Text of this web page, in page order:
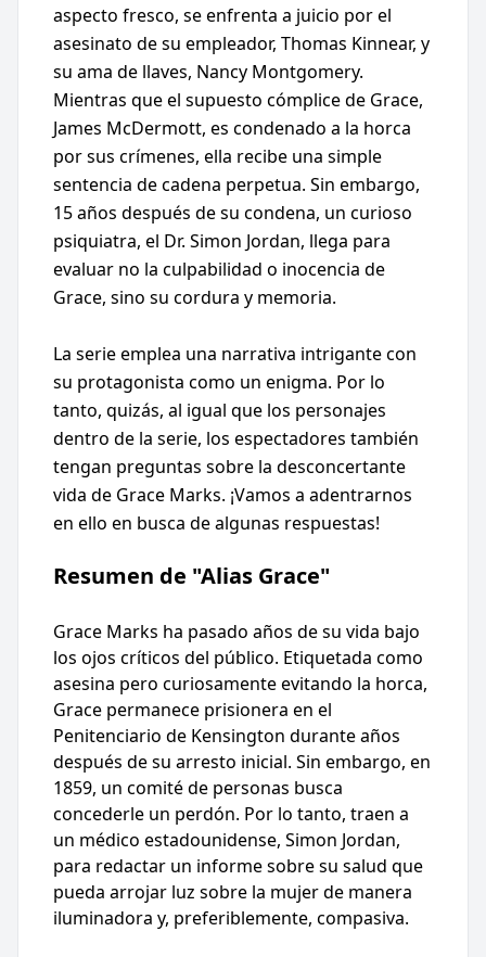
aspecto fresco, se enfrenta a juicio por el
asesinato de su empleador, Thomas Kinnear, y
su ama de llaves, Nancy Montgomery.
Mientras que el supuesto cómplice de Grace,
James McDermott, es condenado a la horca
por sus crímenes, ella recibe una simple
sentencia de cadena perpetua. Sin embargo,
15 años después de su condena, un curioso
psiquiatra, el Dr. Simon Jordan, llega para
evaluar no la culpabilidad o inocencia de
Grace, sino su cordura y memoria.
La serie emplea una narrativa intrigante con
su protagonista como un enigma. Por lo
tanto, quizás, al igual que los personajes
dentro de la serie, los espectadores también
tengan preguntas sobre la desconcertante
vida de Grace Marks. ¡Vamos a adentrarnos
en ello en busca de algunas respuestas!
Resumen de "Alias Grace"
Grace Marks ha pasado años de su vida bajo
los ojos críticos del público. Etiquetada como
asesina pero curiosamente evitando la horca,
Grace permanece prisionera en el
Penitenciario de Kensington durante años
después de su arresto inicial. Sin embargo, en
1859, un comité de personas busca
concederle un perdón. Por lo tanto, traen a
un médico estadounidense, Simon Jordan,
para redactar un informe sobre su salud que
pueda arrojar luz sobre la mujer de manera
iluminadora y, preferiblemente, compasiva.